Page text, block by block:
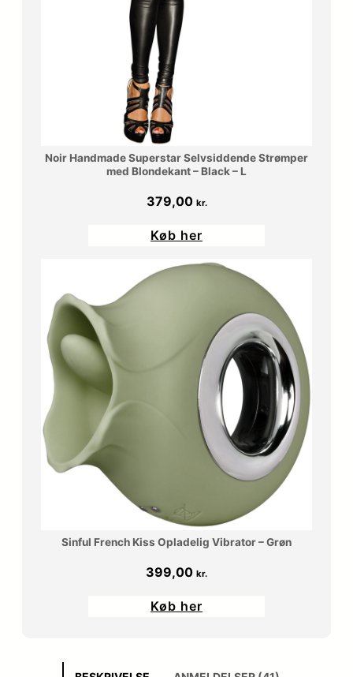
Noir Handmade Superstar Selvsiddende Strømper
med Blondekant – Black – L
379,00 kr.
Køb her
Sinful French Kiss Opladelig Vibrator – Grøn
399,00 kr.
Køb her